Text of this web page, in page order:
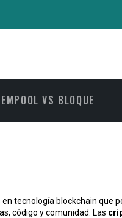
VS BLOQUE
tecnología blockchain que
código y comunidad. Las